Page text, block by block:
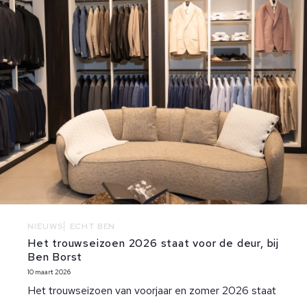
NIEUWS ECHT BEN
Het trouwseizoen 2026 staat voor de deur, bij
Ben Borst
10 maart 2026
Het trouwseizoen van voorjaar en zomer 2026 staat